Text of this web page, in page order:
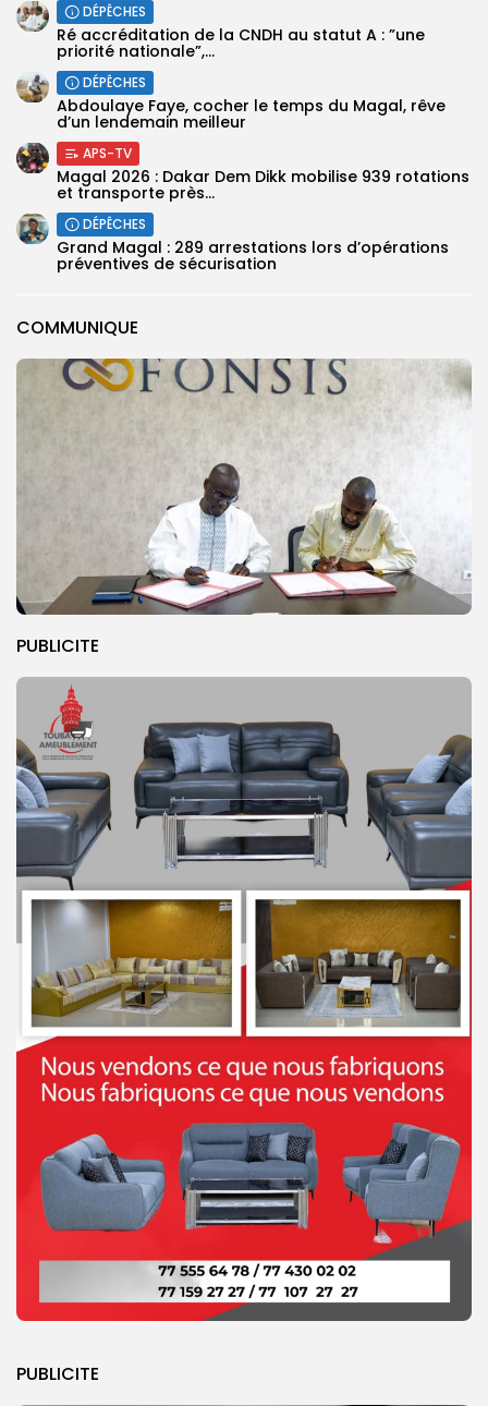
COMMUNIQUE
PUBLICITE
PUBLICITE
DÉPÊCHES
Ré accréditation de la CNDH au statut A : ”une
priorité nationale”,...
DÉPÊCHES
Abdoulaye Faye, cocher le temps du Magal, rêve
d’un lendemain meilleur
APS-TV
Magal 2026 : Dakar Dem Dikk mobilise 939 rotations
et transporte près...
DÉPÊCHES
Grand Magal : 289 arrestations lors d’opérations
préventives de sécurisation